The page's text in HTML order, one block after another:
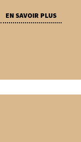
EN SAVOIR PLUS